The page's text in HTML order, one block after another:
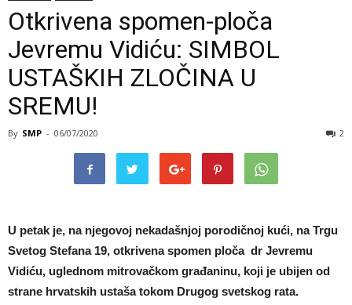
Otkrivena spomen-ploča
Jevremu Vidiću: SIMBOL
USTAŠKIH ZLOČINA U
SREMU!
By SMP - 06/07/2020 2
U petak je, na njegovoj nekadašnjoj porodičnoj kući, na Trgu
Svetog Stefana 19, otkrivena spomen ploča dr Jevremu
Vidiću, uglednom mitrovačkom građaninu, koji je ubijen od
strane hrvatskih ustaša tokom Drugog svetskog rata.